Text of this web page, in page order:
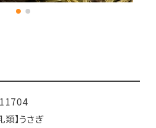
類】うさぎ